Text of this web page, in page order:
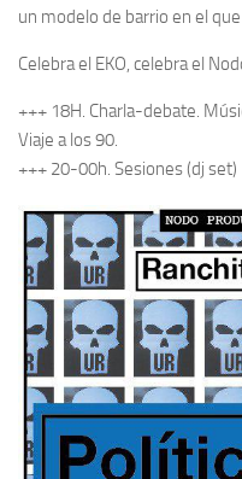
un modelo de barrio en el
Celebra el EKO, celebra el
+++ 18H. Charla-debate.
Viaje a los 90.
+++ 20-00h. Sesiones (dj set)